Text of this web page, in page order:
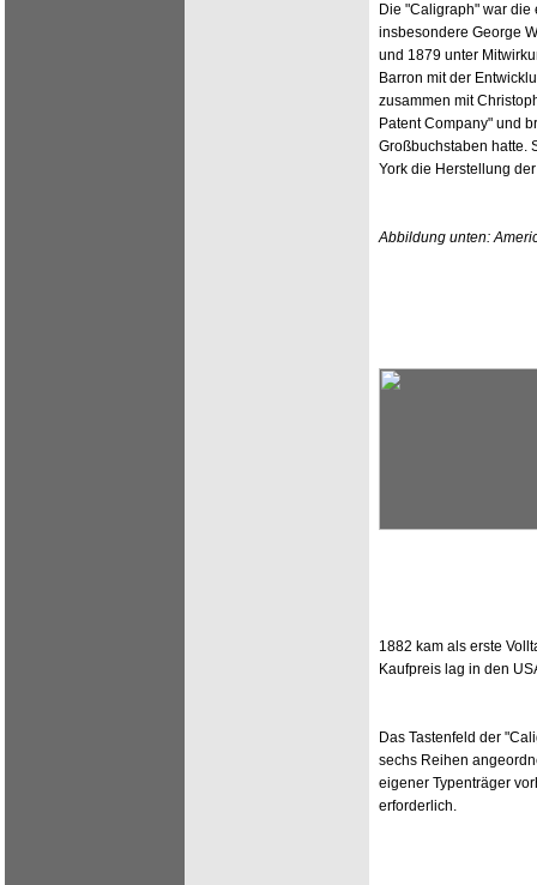
Die "Caligraph" war die
insbesondere George
und 1879 unter
Barron mit der
zusammen mit
Patent Company" und
Großbuchstaben hatte.
York die Herstellung
Abbildung unten:
1882 kam als erste
Kaufpreis lag in den
Das Tastenfeld der
sechs Reihen
eigener Typenträger
erforderlich.